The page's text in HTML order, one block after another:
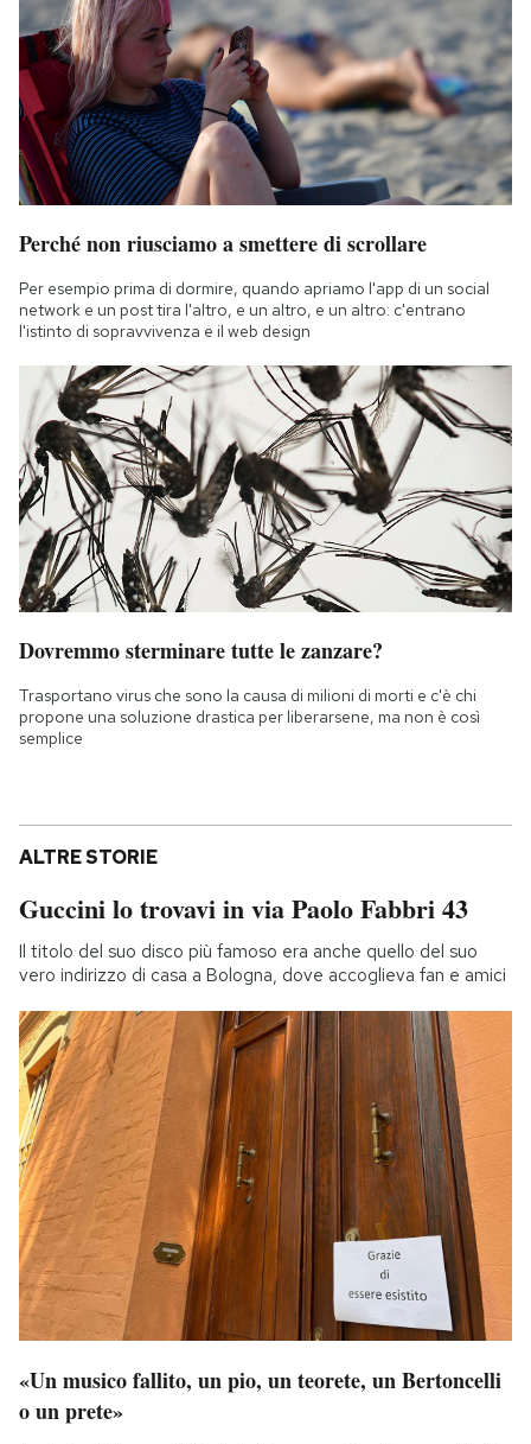
Perché non riusciamo a smettere di scrollare
Per esempio prima di dormire, quando apriamo l'app di un social
network e un post tira l'altro, e un altro, e un altro: c'entrano
l'istinto di sopravvivenza e il web design
Dovremmo sterminare tutte le zanzare?
Trasportano virus che sono la causa di milioni di morti e c'è chi
propone una soluzione drastica per liberarsene, ma non è così
semplice
ALTRE STORIE
Guccini lo trovavi in via Paolo Fabbri 43
Il titolo del suo disco più famoso era anche quello del suo
vero indirizzo di casa a Bologna, dove accoglieva fan e amici
«Un musico fallito, un pio, un teorete, un Bertoncelli
o un prete»